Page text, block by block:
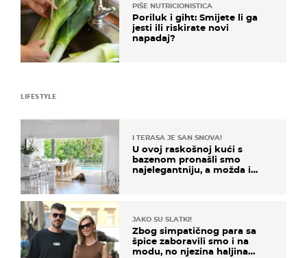
PIŠE NUTRICIONISTICA
Poriluk i giht: Smijete li ga
jesti ili riskirate novi
napadaj?
LIFESTYLE
I TERASA JE SAN SNOVA!
U ovoj raskošnoj kući s
bazenom pronašli smo
najelegantniju, a možda i
JAKO SU SLATKI!
Zbog simpatičnog para sa
špice zaboravili smo i na
modu, no njezina haljina